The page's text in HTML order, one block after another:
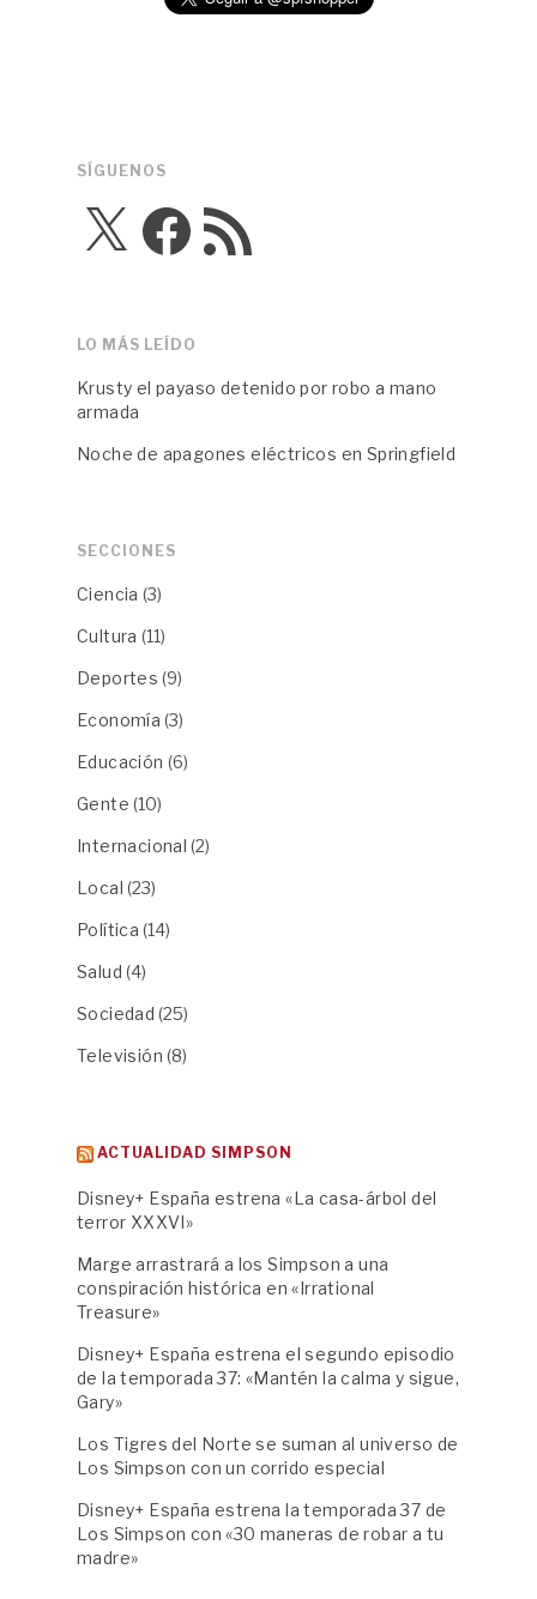
SÍGUENOS
X FacebookFeed
RSS
LO MÁS LEÍDO
Krusty el payaso detenido por robo a mano
armada
Noche de apagones eléctricos en Springfield
SECCIONES
Ciencia (3)
Cultura (11)
Deportes (9)
Economía (3)
Educación (6)
Gente (10)
Internacional (2)
Local (23)
Política (14)
Salud (4)
Sociedad (25)
Televisión (8)
ACTUALIDAD SIMPSON
Disney+ España estrena «La casa-árbol del
terror XXXVI»
Marge arrastrará a los Simpson a una
conspiración histórica en «Irrational
Treasure»
Disney+ España estrena el segundo episodio
de la temporada 37: «Mantén la calma y sigue,
Gary»
Los Tigres del Norte se suman al universo de
Los Simpson con un corrido especial
Disney+ España estrena la temporada 37 de
Los Simpson con «30 maneras de robar a tu
madre»